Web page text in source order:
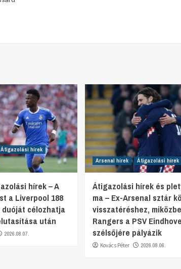
Átigazolási hírek
hírek – A
a Liverpool 188
célozhatja
után
2026.08.07.
Arsenal hírek Átigazolási hírek
Átigazolási hírek és
ma – Ex-Arsenal sztár
visszatéréshez,
Rangers a PSV
szélsőjére pályázik
Kovács Péter 2026.08.06.